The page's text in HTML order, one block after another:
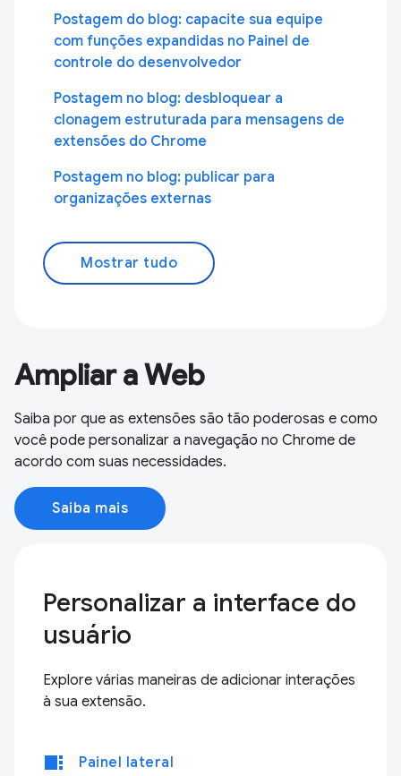
Postagem do blog: capacite sua equipe
com funções expandidas no Painel de
controle do desenvolvedor
Postagem no blog: desbloquear a
clonagem estruturada para mensagens de
extensões do Chrome
Postagem no blog: publicar para
organizações externas
Mostrar tudo
Ampliar a Web
Saiba por que as extensões são tão poderosas e como
você pode personalizar a navegação no Chrome de
acordo com suas necessidades.
Saiba mais
Personalizar a interface do
usuário
Explore várias maneiras de adicionar interações
à sua extensão.
view_sidebar Painel lateral